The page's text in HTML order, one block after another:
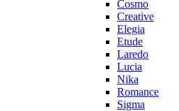
Cosmo
Creative
Elegia
Etude
Laredo
Lucia
Nika
Romance
Sigma